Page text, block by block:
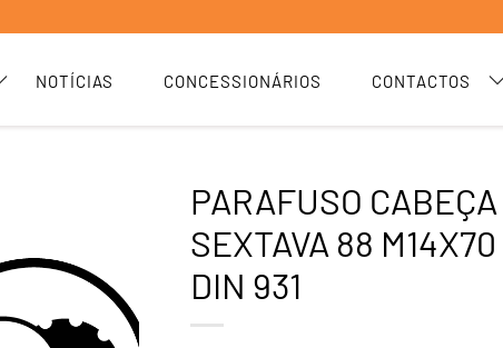
NOTÍCIAS CONCESSIONÁRIOS CONTACTOS
PARAFUSO CABEÇA
SEXTAVA 88 M14X70
DIN 931